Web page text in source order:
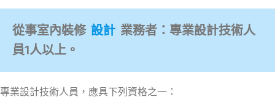
從事室內裝修 設計 業務者：專業設計技術人
員1人以上。
專業設計技術人員，應具下列資格之一：